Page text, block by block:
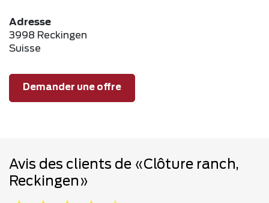
Adresse
3998 Reckingen
Suisse
Demander une offre
Avis des clients de «Clôture ranch,
Reckingen»